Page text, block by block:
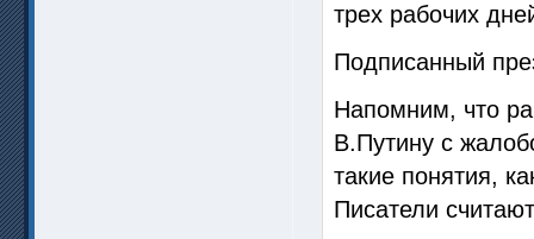
трех рабочих
Подписанный
Напомним, что
В.Путину с
такие понятия,
Писатели